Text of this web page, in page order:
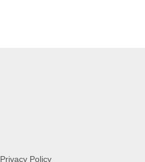
Privacy Policy